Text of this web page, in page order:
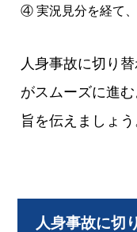
④ 実況見分を経て
人身事故に切り
がスムーズに進
旨を伝えましょう
人身事故に切